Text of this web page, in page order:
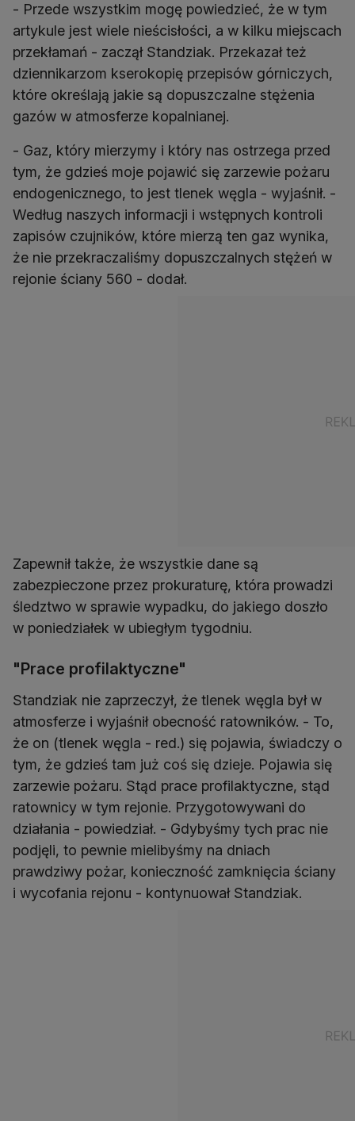
- Przede wszystkim mogę powiedzieć, że w tym
artykule jest wiele nieścisłości, a w kilku miejscach
przekłamań - zaczął Standziak. Przekazał też
dziennikarzom kserokopię przepisów górniczych,
które określają jakie są dopuszczalne stężenia
gazów w atmosferze kopalnianej.
- Gaz, który mierzymy i który nas ostrzega przed
tym, że gdzieś moje pojawić się zarzewie pożaru
endogenicznego, to jest tlenek węgla - wyjaśnił. -
Według naszych informacji i wstępnych kontroli
zapisów czujników, które mierzą ten gaz wynika,
że nie przekraczaliśmy dopuszczalnych stężeń w
rejonie ściany 560 - dodał.
Zapewnił także, że wszystkie dane są
zabezpieczone przez prokuraturę, która prowadzi
śledztwo w sprawie wypadku, do jakiego doszło
w poniedziałek w ubiegłym tygodniu.
"Prace profilaktyczne"
Standziak nie zaprzeczył, że tlenek węgla był w
atmosferze i wyjaśnił obecność ratowników. - To,
że on (tlenek węgla - red.) się pojawia, świadczy o
tym, że gdzieś tam już coś się dzieje. Pojawia się
zarzewie pożaru. Stąd prace profilaktyczne, stąd
ratownicy w tym rejonie. Przygotowywani do
działania - powiedział. - Gdybyśmy tych prac nie
podjęli, to pewnie mielibyśmy na dniach
prawdziwy pożar, konieczność zamknięcia ściany
i wycofania rejonu - kontynuował Standziak.